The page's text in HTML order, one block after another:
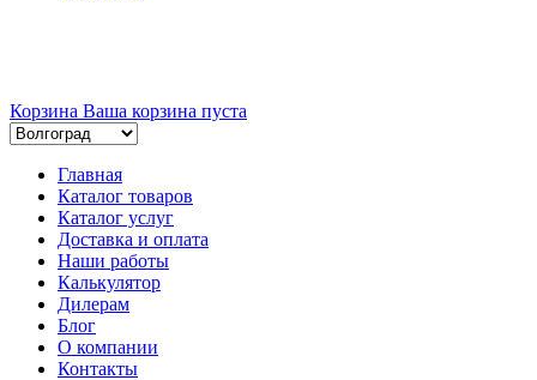
Корзина Ваша корзина пуста
Главная
Каталог товаров
Каталог услуг
Доставка и оплата
Наши работы
Калькулятор
Дилерам
Блог
О компании
Контакты